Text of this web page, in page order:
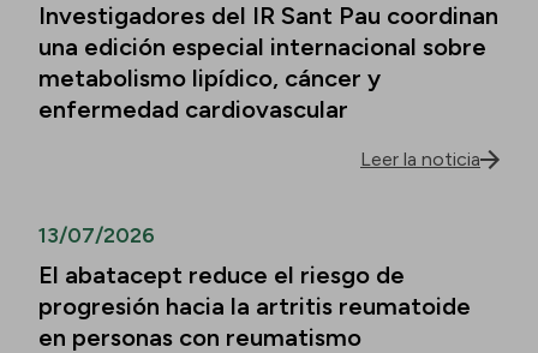
Investigadores del IR Sant Pau coordinan
una edición especial internacional sobre
metabolismo lipídico, cáncer y
enfermedad cardiovascular
Leer la noticia
13/07/2026
El abatacept reduce el riesgo de
progresión hacia la artritis reumatoide
en personas con reumatismo